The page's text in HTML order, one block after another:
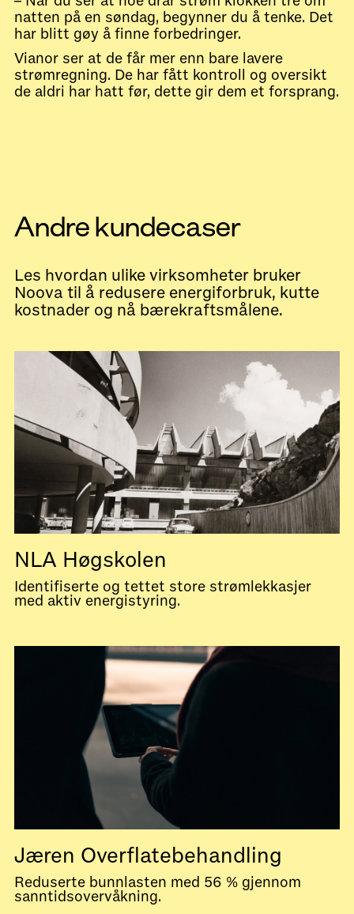
natten på en søndag, begynner du å tenke. Det
har blitt gøy å finne forbedringer.
Vianor ser at de får mer enn bare lavere
strømregning. De har fått kontroll og oversikt
de aldri har hatt før, dette gir dem et forsprang.
Andre kundecaser
Les hvordan ulike virksomheter bruker
Noova til å redusere energiforbruk, kutte
kostnader og nå bærekraftsmålene.
NLA Høgskolen
Identifiserte og tettet store strømlekkasjer
med aktiv energistyring.
Jæren Overflatebehandling
Reduserte bunnlasten med 56 % gjennom
sanntidsovervåkning.